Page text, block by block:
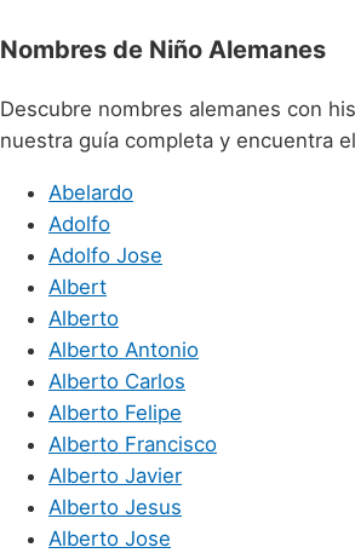
Nombres de Niño Alemanes
Descubre nombres alemanes con
nuestra guía completa y encuentra
Abelardo
Adolfo
Adolfo Jose
Albert
Alberto
Alberto Antonio
Alberto Carlos
Alberto Felipe
Alberto Francisco
Alberto Javier
Alberto Jesus
Alberto Jose